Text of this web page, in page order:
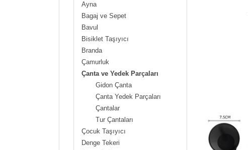
Ayna
Bagaj ve Sepet
Bavul
Bisiklet Taşıyıcı
Branda
Çamurluk
Çanta ve Yedek Parçaları
Gidon Çanta
Çanta Yedek Parçaları
Çantalar
Tur Çantaları
Çocuk Taşıyıcı
Denge Tekeri